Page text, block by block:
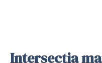
Intersecția